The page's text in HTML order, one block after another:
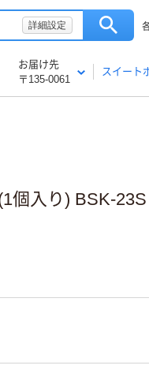
詳細設定
お届け先
〒135-0061
スイート
個入り) BSK-